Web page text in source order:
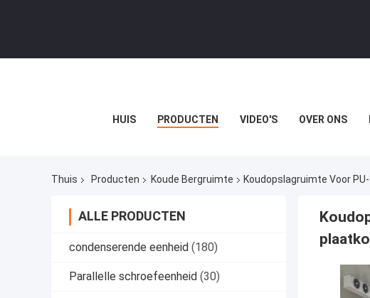
HUIS PRODUCTEN VIDEO'S OVER ONS
Thuis Producten Koude Bergruimte Koudopslagruimte Voor
ALLE PRODUCTEN
condenserende eenheid (180)
Parallelle schroefeenheid (30)